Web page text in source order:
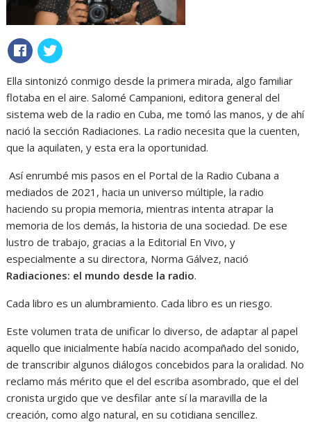
Ella sintonizó conmigo desde la primera mirada, algo familiar
flotaba en el aire. Salomé Campanioni, editora general del
sistema web de la radio en Cuba, me tomó las manos, y de ahí
nació la sección Radiaciones. La radio necesita que la cuenten,
que la aquilaten, y esta era la oportunidad.
Así enrumbé mis pasos en el Portal de la Radio Cubana a
mediados de 2021, hacia un universo múltiple, la radio
haciendo su propia memoria, mientras intenta atrapar la
memoria de los demás, la historia de una sociedad. De ese
lustro de trabajo, gracias a la Editorial En Vivo, y
especialmente a su directora, Norma Gálvez, nació
Radiaciones: el mundo desde la radio.
Cada libro es un alumbramiento. Cada libro es un riesgo.
Este volumen trata de unificar lo diverso, de adaptar al papel
aquello que inicialmente había nacido acompañado del sonido,
de transcribir algunos diálogos concebidos para la oralidad. No
reclamo más mérito que el del escriba asombrado, que el del
cronista urgido que ve desfilar ante sí la maravilla de la
creación, como algo natural, en su cotidiana sencillez.